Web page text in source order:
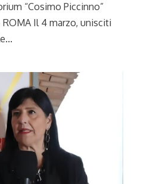
“Cosimo Piccinno”
ROMA Il 4 marzo, unisciti